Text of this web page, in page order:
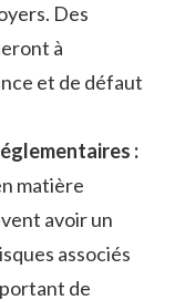
Des‌
à
et de défaut
:
matière
avoir un
associés
de